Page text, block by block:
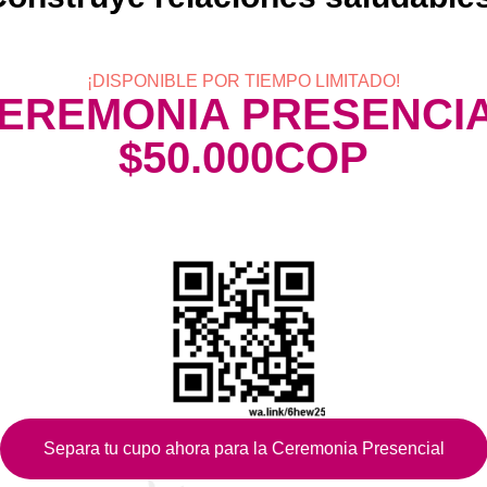
¡DISPONIBLE POR TIEMPO LIMITADO!
$50.000COP
Separa tu cupo ahora para la Ceremonia Presencial